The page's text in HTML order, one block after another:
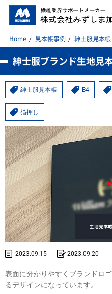
Home 見本帳事例 紳士服見本帳
紳士服ブランド生地見
紳士服見本帳 B4
箔押し
2023.09.15 2023.09.20
表面に分かりやすくブランドロ
るデザインになっています。